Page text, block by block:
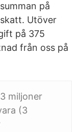
på
Utöver
på 375
från oss på
miljoner
(3